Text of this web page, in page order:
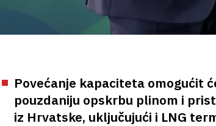
Povećanje kapaciteta omogućit
pouzdaniju opskrbu plinom i
iz Hrvatske, uključujući i LNG